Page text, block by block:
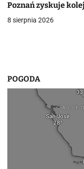
i
Poznań zyskuje
8 sierpnia 2026
POGODA